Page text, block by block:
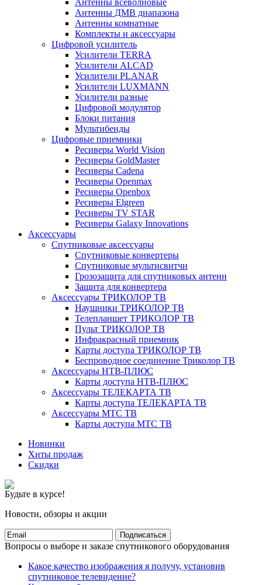
Антенны всеволновые
Антенны ДМВ диапазона
Антенны комнатные
Комплекты и аксессуары
Цифровой усилитель
Усилители TERRA
Усилители ALCAD
Усилители PLANAR
Усилители LUXMANN
Усилители разные
Цифровой модулятор
Блоки питания
Мультибенды
Цифровые приемники
Ресиверы World Vision
Ресиверы GoldMaster
Ресиверы Cadena
Ресиверы Openmax
Ресиверы Openbox
Ресиверы Elgreen
Ресиверы TV STAR
Ресиверы Galaxy Innovations
Аксессуары
Спутниковые аксессуары
Спутниковые конвертеры
Спутниковые мультисвитчи
Грозозащита для спутниковых антенн
Защита для конвертера
Аксессуары ТРИКОЛОР ТВ
Наушники ТРИКОЛОР ТВ
Телепланшет ТРИКОЛОР ТВ
Пульт ТРИКОЛОР ТВ
Инфракрасный приемник
Карты доступа ТРИКОЛОР ТВ
Беспроводное соединение Триколор ТВ
Аксессуары НТВ-ПЛЮС
Карты доступа НТВ-ПЛЮС
Аксессуары ТЕЛЕКАРТА ТВ
Карты доступа ТЕЛЕКАРТА ТВ
Аксессуары МТС ТВ
Карты доступа МТС ТВ
Новинки
Хиты продаж
Скидки
Будьте в курсе!
Новости, обзоры и акции
Подписаться
Вопросы о выборе и заказе спутникового оборудования
Какое качество изображения я получу, установив
спутниковое телевидение?